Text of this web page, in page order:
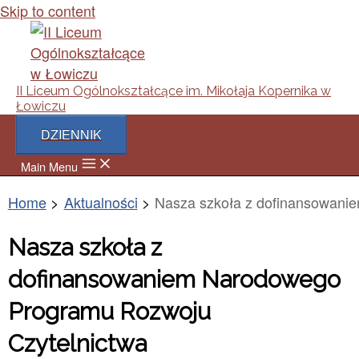
Skip to content
II Liceum Ogólnokształcące im. Mikołaja Kopernika w
Łowiczu
DZIENNIK
Main Menu
Home Aktualności Nasza szkoła z
Nasza szkoła z
dofinansowaniem Narodowego
Programu Rozwoju
Czytelnictwa